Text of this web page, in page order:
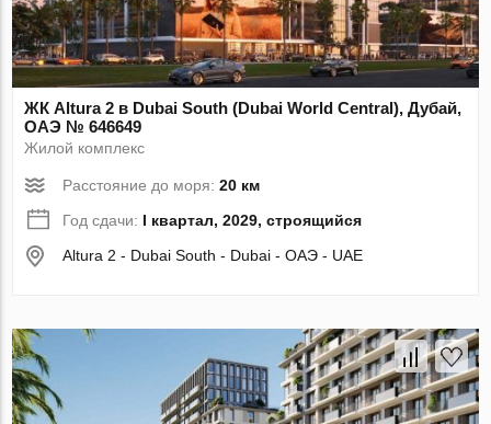
ЖК Altura 2 в Dubai South (Dubai World Central), Дубай,
ОАЭ № 646649
Жилой комплекс
Расстояние до моря:20 км
Год сдачи: I квартал, 2029, строящийся
Altura 2 - Dubai South - Dubai - ОАЭ - UAE